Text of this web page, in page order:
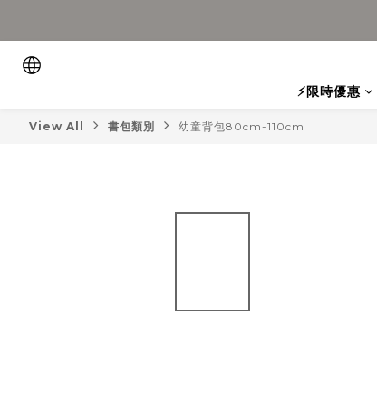
⚡限時優惠
View All 書包類別 幼童背包80cm-110cm